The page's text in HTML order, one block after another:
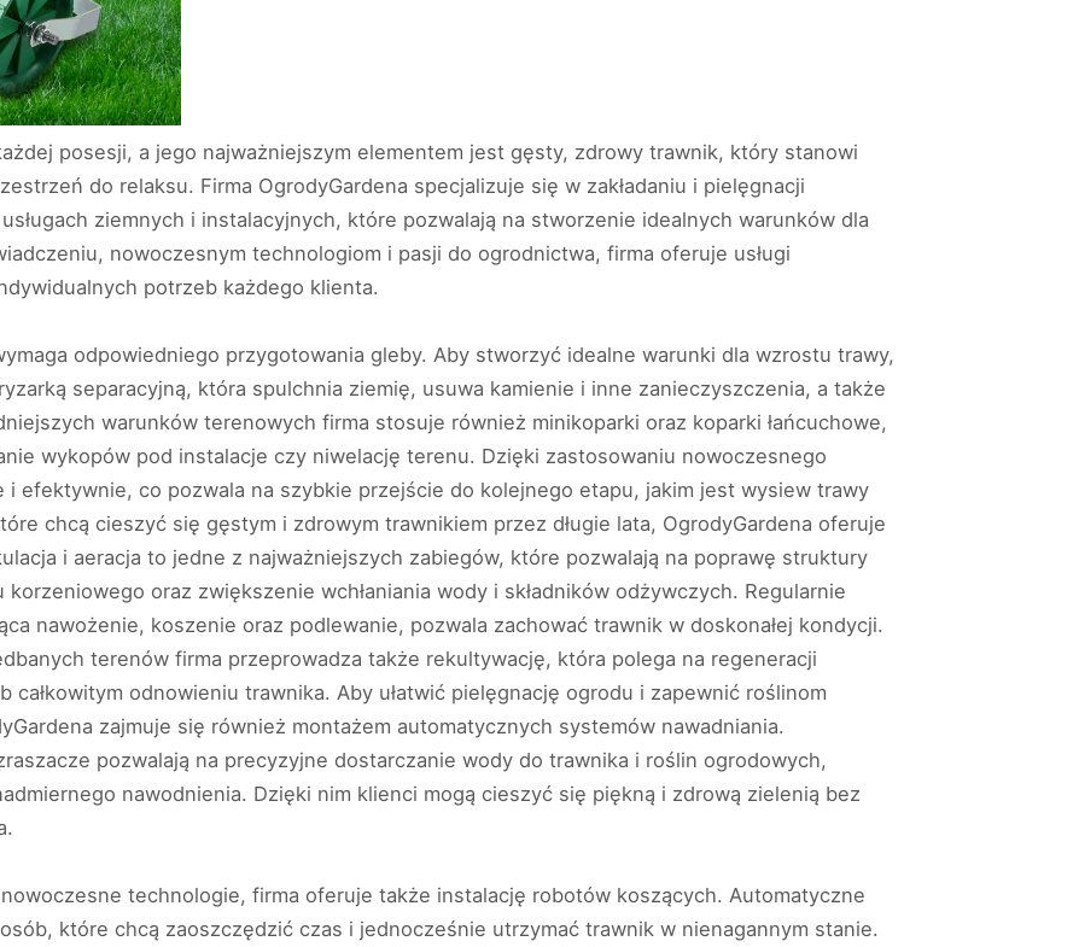
posesji, a jego najważniejszym elementem jest gęsty, zdrowy trawnik, który stanowi
do relaksu. Firma OgrodyGardena specjalizuje się w zakładaniu i pielęgnacji
ziemnych i instalacyjnych, które pozwalają na stworzenie idealnych warunków dla
nowoczesnym technologiom i pasji do ogrodnictwa, firma oferuje usługi
potrzeb każdego klienta.
odpowiedniego przygotowania gleby. Aby stworzyć idealne warunki dla wzrostu trawy,
separacyjną, która spulchnia ziemię, usuwa kamienie i inne zanieczyszczenia, a także
warunków terenowych firma stosuje również minikoparki oraz koparki łańcuchowe,
wykopów pod instalacje czy niwelację terenu. Dzięki zastosowaniu nowoczesnego
efektywnie, co pozwala na szybkie przejście do kolejnego etapu, jakim jest wysiew trawy
chcą cieszyć się gęstym i zdrowym trawnikiem przez długie lata, OgrodyGardena oferuje
i aeracja to jedne z najważniejszych zabiegów, które pozwalają na poprawę struktury
oraz zwiększenie wchłaniania wody i składników odżywczych. Regularnie
nawożenie, koszenie oraz podlewanie, pozwala zachować trawnik w doskonałej kondycji.
terenów firma przeprowadza także rekultywację, która polega na regeneracji
całkowitym odnowieniu trawnika. Aby ułatwić pielęgnację ogrodu i zapewnić roślinom
zajmuje się również montażem automatycznych systemów nawadniania.
pozwalają na precyzyjne dostarczanie wody do trawnika i roślin ogrodowych,
nawodnienia. Dzięki nim klienci mogą cieszyć się piękną i zdrową zielenią bez
technologie, firma oferuje także instalację robotów koszących. Automatyczne
które chcą zaoszczędzić czas i jednocześnie utrzymać trawnik w nienagannym stanie.